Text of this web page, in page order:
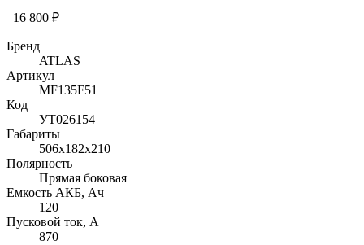
16 800 ₽
Бренд
ATLAS
Артикул
MF135F51
Код
УТ026154
Габариты
506x182x210
Полярность
Прямая боковая
Емкость АКБ, Ач
120
Пусковой ток, А
870